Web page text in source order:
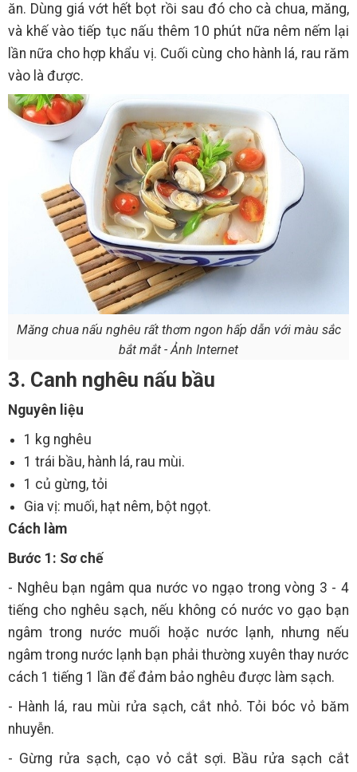
ăn. Dùng giá vớt hết bọt rồi sau đó cho cà chua, măng,
và khế vào tiếp tục nấu thêm 10 phút nữa nêm nếm lại
lần nữa cho hợp khẩu vị. Cuối cùng cho hành lá, rau răm
vào là được.
Măng chua nấu nghêu rất thơm ngon hấp dẫn với màu sắc
bắt mắt - Ảnh Internet
3. Canh nghêu nấu bầu
Nguyên liệu
1 kg nghêu
1 trái bầu, hành lá, rau mùi.
1 củ gừng, tỏi
Gia vị: muối, hạt nêm, bột ngọt.
Cách làm
Bước 1: Sơ chế
- Nghêu bạn ngâm qua nước vo ngạo trong vòng 3 - 4
tiếng cho nghêu sạch, nếu không có nước vo gạo bạn
ngâm trong nước muối hoặc nước lạnh, nhưng nếu
ngâm trong nước lạnh bạn phải thường xuyên thay nước
cách 1 tiếng 1 lần để đảm bảo nghêu được làm sạch.
- Hành lá, rau mùi rửa sạch, cắt nhỏ. Tỏi bóc vỏ băm
nhuyễn.
- Gừng rửa sạch, cạo vỏ cắt sợi. Bầu rửa sạch cắt